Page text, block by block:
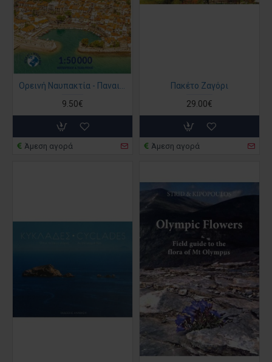
9.50€
Άμεση αγορά
Πακέτο Ζαγόρι
29.00€
Άμεση αγορά